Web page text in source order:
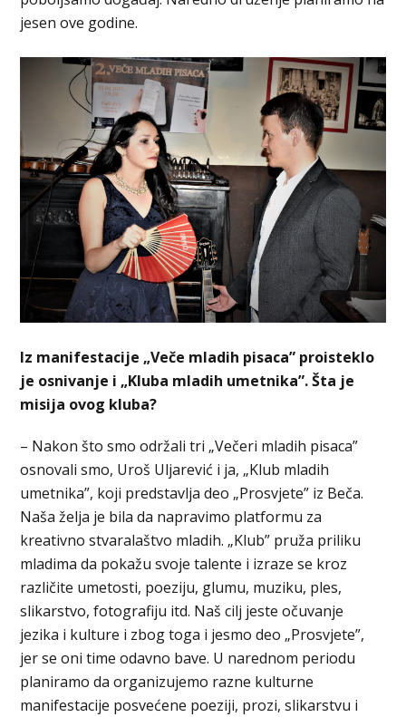
jesen ove godine.
Iz manifestacije „Veče mladih pisaca” proisteklo
je osnivanje i „Kluba mladih umetnika”. Šta je
misija ovog kluba?
– Nakon što smo održali tri „Večeri mladih pisaca”
osnovali smo, Uroš Uljarević i ja, „Klub mladih
umetnika”, koji predstavlja deo „Prosvjete” iz Beča.
Naša želja je bila da napravimo platformu za
kreativno stvaralaštvo mladih. „Klub” pruža priliku
mladima da pokažu svoje talente i izraze se kroz
različite umetosti, poeziju, glumu, muziku, ples,
slikarstvo, fotografiju itd. Naš cilj jeste očuvanje
jezika i kulture i zbog toga i jesmo deo „Prosvjete”,
jer se oni time odavno bave. U narednom periodu
planiramo da organizujemo razne kulturne
manifestacije posvećene poeziji, prozi, slikarstvu i